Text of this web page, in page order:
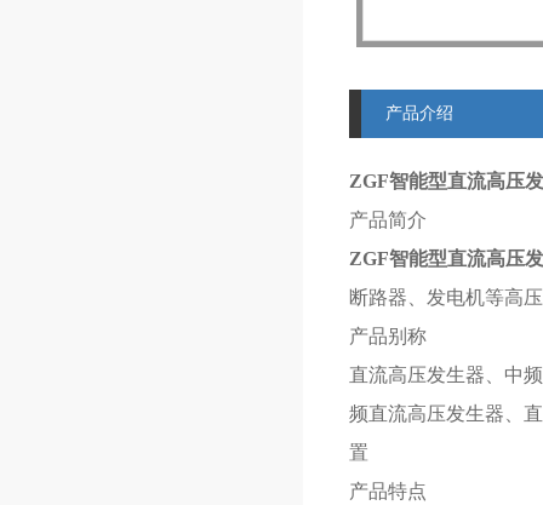
产品介绍
ZGF智能型直流高压
产品简介
ZGF智能型直流高压
断路器、发电机等高
产品别称
直流高压发生器、中
频直流高压发生器、
置
产品特点